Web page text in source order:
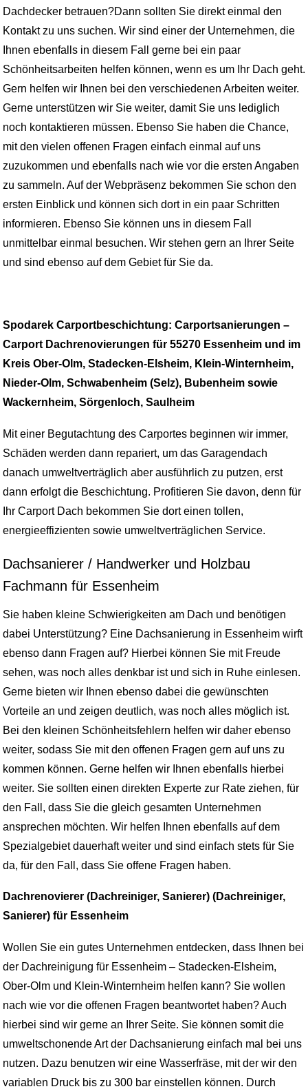
Dachdecker betrauen?Dann sollten Sie direkt einmal den
Kontakt zu uns suchen. Wir sind einer der Unternehmen, die
Ihnen ebenfalls in diesem Fall gerne bei ein paar
Schönheitsarbeiten helfen können, wenn es um Ihr Dach geht.
Gern helfen wir Ihnen bei den verschiedenen Arbeiten weiter.
Gerne unterstützen wir Sie weiter, damit Sie uns lediglich
noch kontaktieren müssen. Ebenso Sie haben die Chance,
mit den vielen offenen Fragen einfach einmal auf uns
zuzukommen und ebenfalls nach wie vor die ersten Angaben
zu sammeln. Auf der Webpräsenz bekommen Sie schon den
ersten Einblick und können sich dort in ein paar Schritten
informieren. Ebenso Sie können uns in diesem Fall
unmittelbar einmal besuchen. Wir stehen gern an Ihrer Seite
und sind ebenso auf dem Gebiet für Sie da.
Spodarek Carportbeschichtung: Carportsanierungen –
Carport Dachrenovierungen für 55270 Essenheim und im
Kreis Ober-Olm, Stadecken-Elsheim, Klein-Winternheim,
Nieder-Olm, Schwabenheim (Selz), Bubenheim sowie
Wackernheim, Sörgenloch, Saulheim
Mit einer Begutachtung des Carportes beginnen wir immer,
Schäden werden dann repariert, um das Garagendach
danach umweltverträglich aber ausführlich zu putzen, erst
dann erfolgt die Beschichtung. Profitieren Sie davon, denn für
Ihr Carport Dach bekommen Sie dort einen tollen,
energieeffizienten sowie umweltverträglichen Service.
Dachsanierer / Handwerker und Holzbau
Fachmann für Essenheim
Sie haben kleine Schwierigkeiten am Dach und benötigen
dabei Unterstützung? Eine Dachsanierung in Essenheim wirft
ebenso dann Fragen auf? Hierbei können Sie mit Freude
sehen, was noch alles denkbar ist und sich in Ruhe einlesen.
Gerne bieten wir Ihnen ebenso dabei die gewünschten
Vorteile an und zeigen deutlich, was noch alles möglich ist.
Bei den kleinen Schönheitsfehlern helfen wir daher ebenso
weiter, sodass Sie mit den offenen Fragen gern auf uns zu
kommen können. Gerne helfen wir Ihnen ebenfalls hierbei
weiter. Sie sollten einen direkten Experte zur Rate ziehen, für
den Fall, dass Sie die gleich gesamten Unternehmen
ansprechen möchten. Wir helfen Ihnen ebenfalls auf dem
Spezialgebiet dauerhaft weiter und sind einfach stets für Sie
da, für den Fall, dass Sie offene Fragen haben.
Dachrenovierer (Dachreiniger, Sanierer) (Dachreiniger,
Sanierer) für Essenheim
Wollen Sie ein gutes Unternehmen entdecken, dass Ihnen bei
der Dachreinigung für Essenheim – Stadecken-Elsheim,
Ober-Olm und Klein-Winternheim helfen kann? Sie wollen
nach wie vor die offenen Fragen beantwortet haben? Auch
hierbei sind wir gerne an Ihrer Seite. Sie können somit die
umweltschonende Art der Dachsanierung einfach mal bei uns
nutzen. Dazu benutzen wir eine Wasserfräse, mit der wir den
variablen Druck bis zu 300 bar einstellen können. Durch